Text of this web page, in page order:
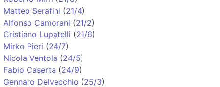
Matteo Serafini (21/4)
Alfonso Camorani (21/2)
Cristiano Lupatelli (21/6)
Mirko Pieri (24/7)
Nicola Ventola (24/5)
Fabio Caserta (24/9)
Gennaro Delvecchio (25/3)